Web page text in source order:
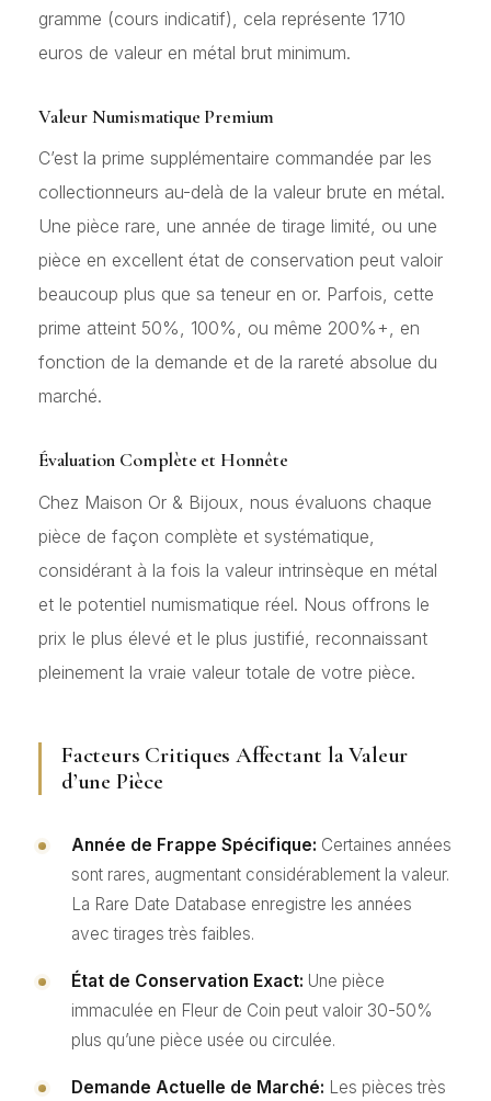
gramme (cours indicatif), cela représente 1710
euros de valeur en métal brut minimum.
Valeur Numismatique Premium
C’est la prime supplémentaire commandée par les
collectionneurs au-delà de la valeur brute en métal.
Une pièce rare, une année de tirage limité, ou une
pièce en excellent état de conservation peut valoir
beaucoup plus que sa teneur en or. Parfois, cette
prime atteint 50%, 100%, ou même 200%+, en
fonction de la demande et de la rareté absolue du
marché.
Évaluation Complète et Honnête
Chez Maison Or & Bijoux, nous évaluons chaque
pièce de façon complète et systématique,
considérant à la fois la valeur intrinsèque en métal
et le potentiel numismatique réel. Nous offrons le
prix le plus élevé et le plus justifié, reconnaissant
pleinement la vraie valeur totale de votre pièce.
Facteurs Critiques Affectant la Valeur
d’une Pièce
Année de Frappe Spécifique: Certaines années
sont rares, augmentant considérablement la valeur.
La Rare Date Database enregistre les années
avec tirages très faibles.
État de Conservation Exact: Une pièce
immaculée en Fleur de Coin peut valoir 30-50%
plus qu’une pièce usée ou circulée.
Demande Actuelle de Marché: Les pièces très